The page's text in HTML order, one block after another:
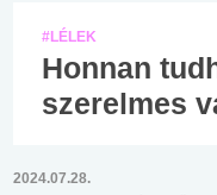
#LÉLEK
Honnan
szerelmes
2024.07.28.